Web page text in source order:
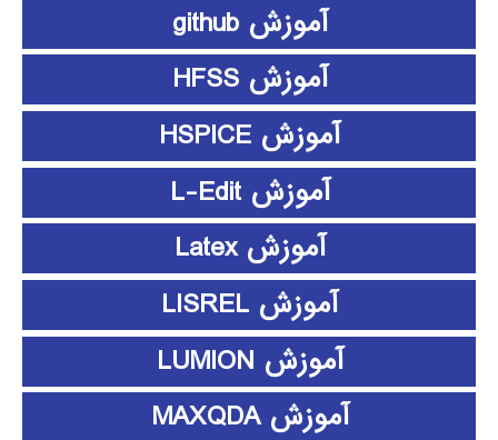
آموزش github
آموزش HFSS
آموزش HSPICE
آموزش L-Edit
آموزش Latex
آموزش LISREL
آموزش LUMION
آموزش MAXQDA